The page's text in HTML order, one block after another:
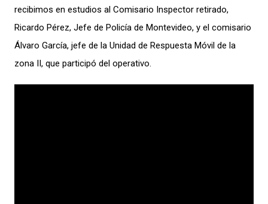
recibimos en estudios al Comisario Inspector retirado,
Ricardo Pérez, Jefe de Policía de Montevideo, y el comisario
Álvaro García, jefe de la Unidad de Respuesta Móvil de la
zona II, que participó del operativo.